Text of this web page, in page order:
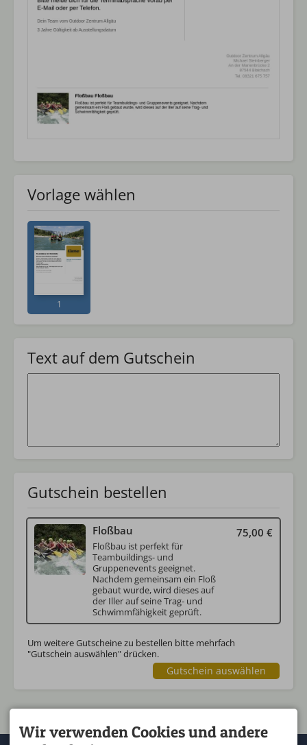
Vorlage wählen
1
Text auf dem Gutschein
Gutschein bestellen
Floßbau
Floßbau ist perfekt für
Teambuildings- und
Gruppenevents geeignet.
Nachdem gemeinsam ein Floß
gebaut wurde, wird dieses auf
der Iller auf seine Trag- und
Schwimmfähigkeit geprüft.
75,00 €
Um weitere Gutscheine zu bestellen bitte mehrfach
"Gutschein auswählen" drücken.
Gutschein auswählen
Wir verwenden Cookies und andere